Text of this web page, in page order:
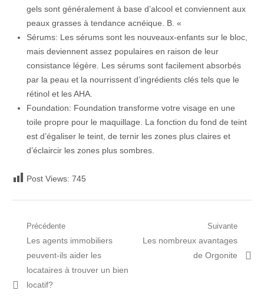
gels sont généralement à base d’alcool et conviennent aux
peaux grasses à tendance acnéique. B. «
Sérums: Les sérums sont les nouveaux-enfants sur le bloc,
mais deviennent assez populaires en raison de leur
consistance légère. Les sérums sont facilement absorbés
par la peau et la nourrissent d’ingrédients clés tels que le
rétinol et les AHA.
Foundation: Foundation transforme votre visage en une
toile propre pour le maquillage. La fonction du fond de teint
est d’égaliser le teint, de ternir les zones plus claires et
d’éclaircir les zones plus sombres.
Post Views: 745
Navigation
l’article
Précédente
Post
précédent:
Les agents immobiliers
peuvent-ils aider les
locataires à trouver un bien
locatif?
Suivante
Prochain
Les nombreux avantages
de Orgonite